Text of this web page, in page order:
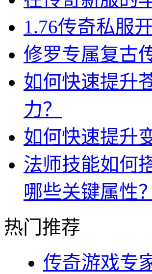
1.76传奇私服
修罗专属复古
如何快速提升
力？
如何快速提升
法师技能如何
哪些关键属性
热门推荐
传奇游戏专